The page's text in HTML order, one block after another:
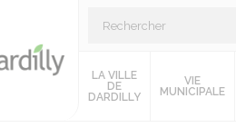
LA VILLE
DE
DARDILLY
VIE
MUNICIPALE